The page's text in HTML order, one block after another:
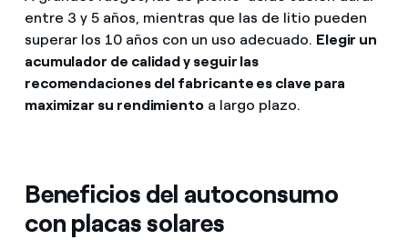
entre 3 y 5 años, mientras que las de litio pueden
superar los 10 años con un uso adecuado. Elegir un
acumulador de calidad y seguir las
recomendaciones del fabricante es clave para
maximizar su rendimientoa largo plazo.
Beneficios del autoconsumo
con placas solares